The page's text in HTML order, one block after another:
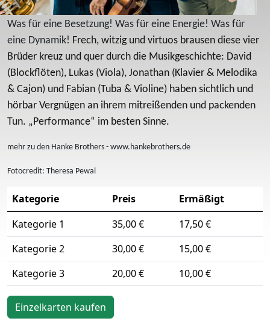
Was für eine Besetzung! Was für eine Energie! Was für
eine Dynamik! Frech, witzig und virtuos brausen diese vier
Brüder kreuz und quer durch die Musikgeschichte: David
(Blockflöten), Lukas (Viola), Jonathan (Klavier & Melodika
& Cajon) und Fabian (Tuba & Violine) haben sichtlich und
hörbar Vergnügen an ihrem mitreißenden und packenden
Tun. „Performance“ im besten Sinne.
mehr zu den Hanke Brothers - www.hankebrothers.de
Fotocredit: Theresa Pewal
Kategorie Preis
Ermäßigt
Kategorie 1
35,00 €
17,50 €
Kategorie 2
30,00 €
15,00 €
Kategorie 3
20,00 € 10,00 €
Einzelkarten kaufen